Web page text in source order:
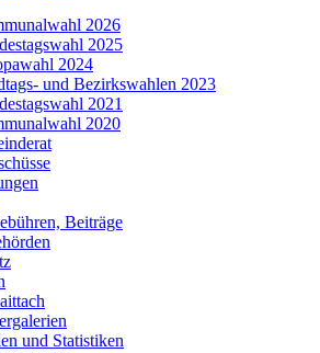
2026
2025
2024
und Bezirkswahlen 2023
2021
2020
Beiträge
und Statistiken